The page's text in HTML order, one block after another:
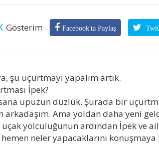
Gösterim Facebook'ta Paylaş
şu uçurtmayı yapalım artık.
İpek?
upuzun düzlük. Şurada bir
arkadaşım. Ama yoldan daha yeni
yolculuğunun ardından İpek ve
hemen neler yapacaklarını